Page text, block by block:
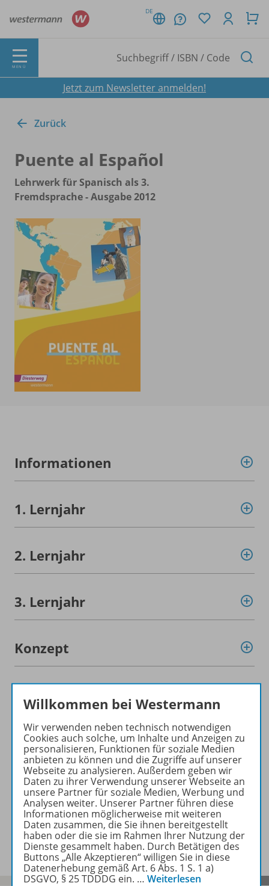
DE
MENÜ
Jetzt zum Newsletter anmelden!
Zurück
Puente al Español
Lehrwerk für Spanisch als 3.
Fremdsprache - Ausgabe 2012
Informationen
1. Lernjahr
2. Lernjahr
3. Lernjahr
Konzept
Werbematerial
Teilvorabdruck
Benachrichtigungs-Service
Willkommen bei Westermann
Wir verwenden neben technisch notwendigen
Cookies auch solche, um Inhalte und Anzeigen zu
personalisieren, Funktionen für soziale Medien
anbieten zu können und die Zugriffe auf unserer
Webseite zu analysieren. Außerdem geben wir
Daten zu ihrer Verwendung unserer Webseite an
unsere Partner für soziale Medien, Werbung und
Analysen weiter. Unserer Partner führen diese
Informationen möglicherweise mit weiteren
Daten zusammen, die Sie ihnen bereitgestellt
haben oder die sie im Rahmen Ihrer Nutzung der
Dienste gesammelt haben. Durch Betätigen des
Buttons „Alle Akzeptieren“ willigen Sie in diese
Datenerhebung gemäß Art. 6 Abs. 1 S. 1 a)
DSGVO, § 25 TDDDG ein. … Weiterlesen